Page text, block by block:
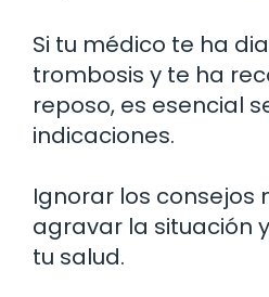
Si tu médico te ha
trombosis y te ha
reposo, es esencial
indicaciones.
Ignorar los consejos
agravar la situación
tu salud.